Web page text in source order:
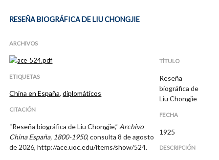
RESEÑA BIOGRÁFICA DE LIU CHONGJIE
ARCHIVOS
ETIQUETAS
China en España,diplomáticos
CITACIÓN
“Reseña biográfica de Liu Chongjie,” Archivo
China España, 1800-1950, consulta 8 de agosto
de 2026,http://ace.uoc.edu/items/show/524.
TÍTULO
Reseña
biográfica de
Liu Chongjie
FECHA
1925
DESCRIPCIÓN